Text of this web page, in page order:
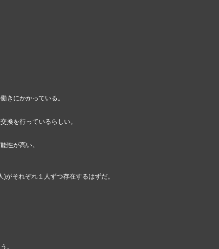
にかかっている。
を行っているらしい。
性が高い。
それぞれ１人ずつ存在するはずだ。
。